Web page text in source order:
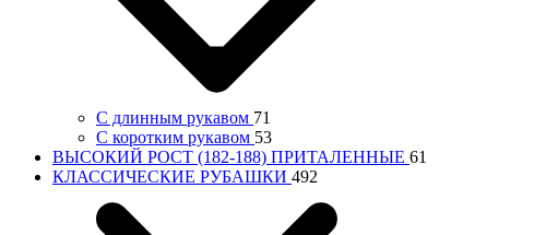
С длинным рукавом 71
С коротким рукавом 53
ВЫСОКИЙ РОСТ (182-188) ПРИТАЛЕННЫЕ 61
КЛАССИЧЕСКИЕ РУБАШКИ 492